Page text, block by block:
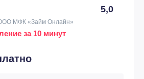
5,0
МФК «Займ Онлайн»
за 10 минут